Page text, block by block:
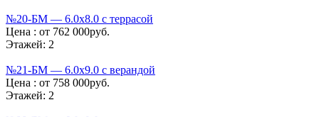
№20-БМ — 6.0х8.0 с террасой
Цена : от 762 000руб.
Этажей: 2
№21-БМ — 6.0х9.0 с верандой
Цена : от 758 000руб.
Этажей: 2